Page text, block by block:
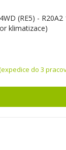
(RE5) -
klimatizace)
do 3